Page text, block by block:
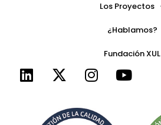
Los Proyectos
¿Hablamos?
Fundación XUL